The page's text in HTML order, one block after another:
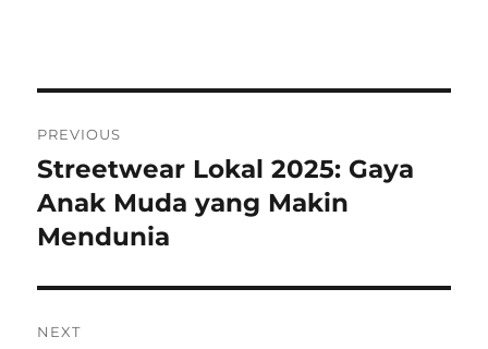
navigation
PREVIOUS
Previous
post:
Streetwear Lokal 2025: Gaya
Anak Muda yang Makin
Mendunia
NEXT